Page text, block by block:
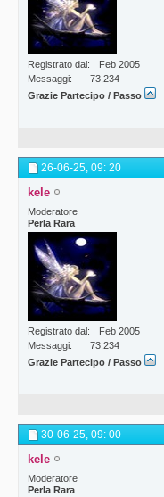
Registrato dal
Feb 2005
Messaggi
73,234
Grazie Partecipo / Passo
26-06-25, 09: 20
kele
Moderatore
Perla Rara
Registrato dal
Feb 2005
Messaggi
73,234
Grazie Partecipo / Passo
30-06-25, 09: 00
kele
Moderatore
Perla Rara